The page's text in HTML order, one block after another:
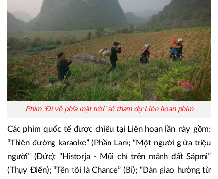
Phim 'Đi về phía mặt trời' sẽ tham dự Liên hoan phim
Các phim quốc tế được chiếu tại Liên hoan lần này gồm:
“Thiên đường karaoke” (Phần Lan); “Một người giữa triệu
người” (Đức); “Historja - Mũi chỉ trên mảnh đất Sápmi”
(Thụy Điển); “Tên tôi là Chance” (Bỉ); “Dàn giao hưởng từ